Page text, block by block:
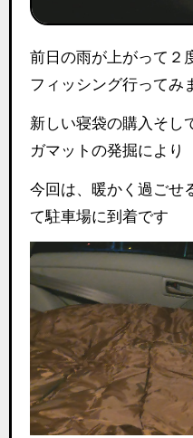
前日の雨が上がって２度目の車中泊からのサーフ
フィッシング行ってみ
新しい寝袋の購入そし
ガマットの発掘により
今回は、暖かく過ごせ
て駐車場に到着です